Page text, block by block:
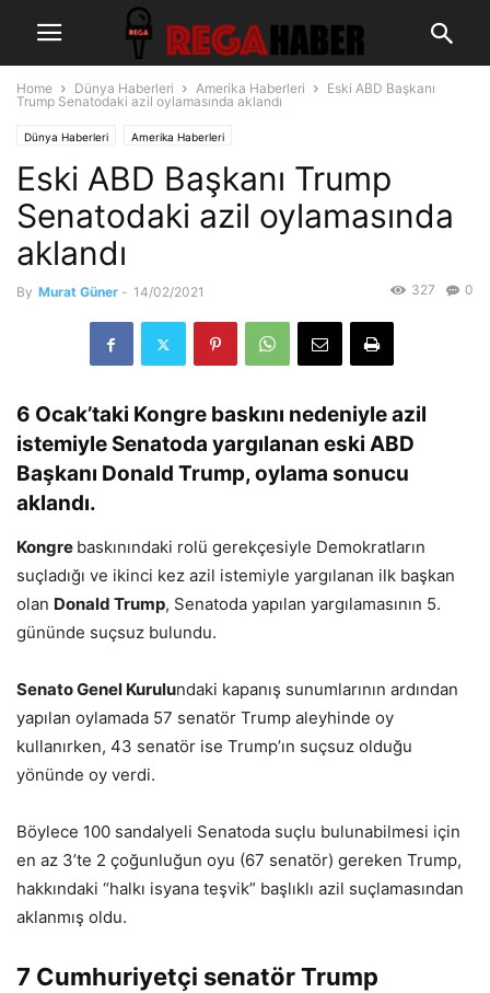
Home Dünya Haberleri Amerika Haberleri
Eski ABD Başkanı
Trump Senatodaki azil oylamasında aklandı
Dünya Haberleri Amerika Haberleri
Eski ABD Başkanı Trump
Senatodaki azil oylamasında
aklandı
By Murat Güner - 14/02/2021 0
327
6 Ocak’taki Kongre baskını nedeniyle azil
istemiyle Senatoda yargılanan eski ABD
Başkanı Donald Trump, oylama sonucu
aklandı.
Kongre baskınındaki rolü gerekçesiyle Demokratların
suçladığı ve ikinci kez azil istemiyle yargılanan ilk başkan
olan Donald Trump, Senatoda yapılan yargılamasının 5.
gününde suçsuz bulundu.
Senato Genel Kurulundaki kapanış sunumlarının ardından
yapılan oylamada 57 senatör Trump aleyhinde oy
kullanırken, 43 senatör ise Trump’ın suçsuz olduğu
yönünde oy verdi.
Böylece 100 sandalyeli Senatoda suçlu bulunabilmesi için
en az 3’te 2 çoğunluğun oyu (67 senatör) gereken Trump,
hakkındaki “halkı isyana teşvik” başlıklı azil suçlamasından
aklanmış oldu.
7 Cumhuriyetçi senatör Trump